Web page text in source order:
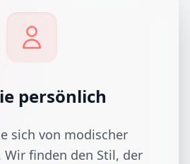
persönlich
sich von modischer
Wir finden den Stil, der